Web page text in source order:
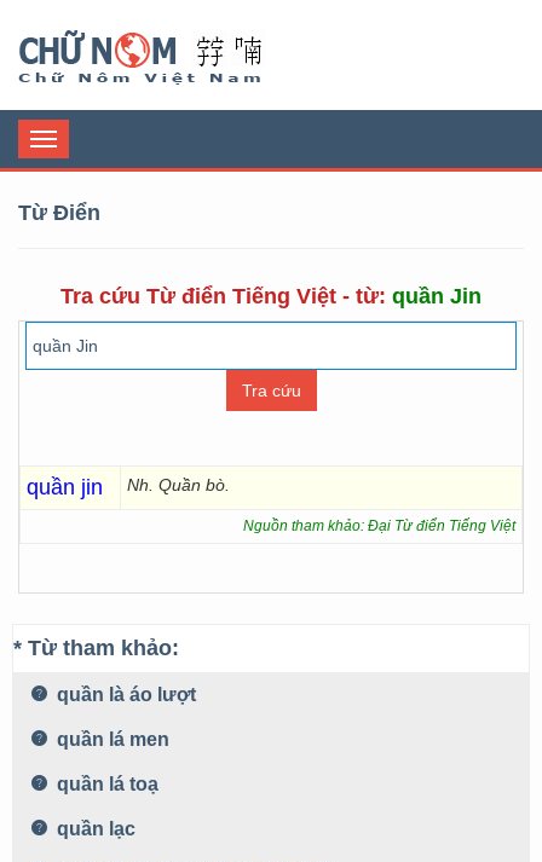
Toggle
navigation
Từ Điển
Tra cứu Từ điển Tiếng Việt - từ: quần Jin
quần jin Nh. Quần bò.
Nguồn tham khảo: Đại Từ điển Tiếng Việt
* Từ tham khảo:
quần là áo lượt
quần lá men
quần lá toạ
quần lạc